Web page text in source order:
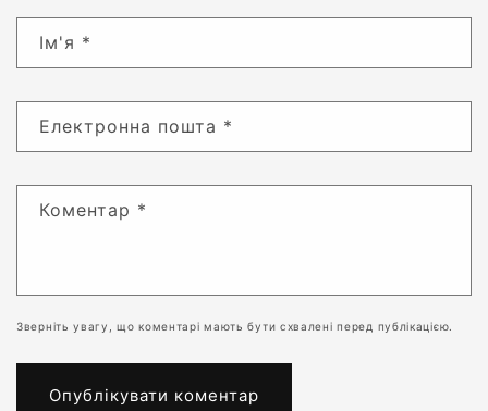
Ім'я *
Електронна пошта *
Коментар *
Зверніть увагу, що коментарі мають бути схвалені перед публікацією.